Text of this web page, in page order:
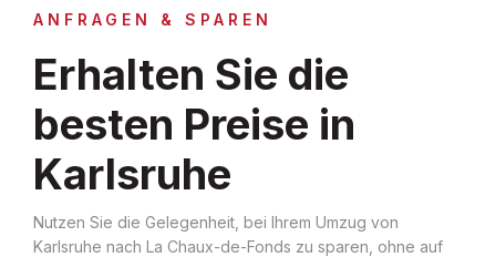
ANFRAGEN & SPAREN
Erhalten Sie die
besten Preise in
Karlsruhe
Nutzen Sie die Gelegenheit, bei Ihrem Umzug von
Karlsruhe nach La Chaux-de-Fonds zu sparen, ohne auf